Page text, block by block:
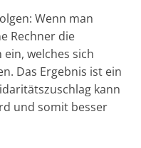
Wenn man
Rechner die
welches sich
Das Ergebnis ist ein
kann
und somit besser